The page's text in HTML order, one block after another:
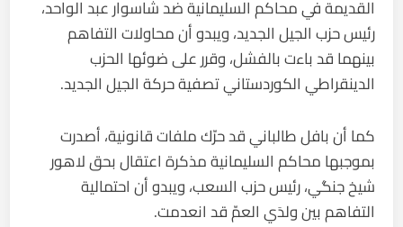
القديمة في محاكم السليمانية ضد شاسوار عبد الواحد،
رئيس حزب الجيل الجديد، ويبدو أن محاولات التفاهم
بينهما قد باءت بالفشل، وقرر على ضوئها الحزب
الدينقراطي الكوردستاني تصفية حركة الجيل الجديد.
كما أن بافل طالباني قد حرّك ملفات قانونية، أصدرت
بموجبها محاكم السليمانية مذكرة اعتقال بحق لاهور
شيخ جنگي، رئيس حزب السعب، ويبدو أن احتمالية
التفاهم بين ولدَي العمّ قد انعدمت.